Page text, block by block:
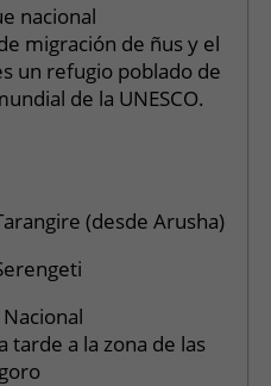
nacional
migración de ñus y el
un refugio poblado de
de la UNESCO.
(desde Arusha)
tarde a la zona de las